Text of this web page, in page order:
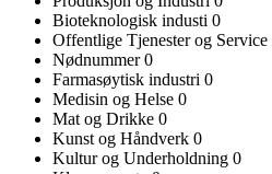
Bioteknologisk industi 0
Offentlige Tjenester og Service
Nødnummer0
Farmasøytisk industri 0
Medisin og Helse 0
Mat og Drikke 0
Kunst og Håndverk 0
Kultur og Underholdning 0